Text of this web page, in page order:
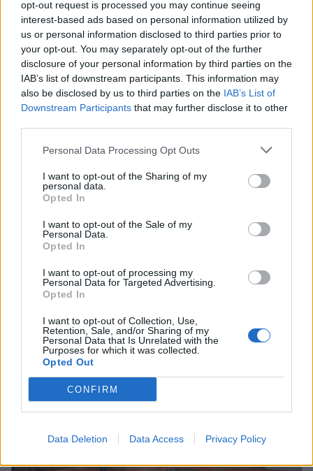
opt-out request is processed you may continue seeing
interest-based ads based on personal information utilized by
us or personal information disclosed to third parties prior to
your opt-out. You may separately opt-out of the further
disclosure of your personal information by third parties on the
IAB’s list of downstream participants. This information may
also be disclosed by us to third parties on the IAB’s List of
Downstream Participants that may further disclose it to other
Personal Data Processing Opt Outs
I want to opt-out of the Sharing of my
personal data.
Opted In
I want to opt-out of the Sale of my
Personal Data.
Opted In
I want to opt-out of processing my
Personal Data for Targeted Advertising.
Opted In
I want to opt-out of Collection, Use,
Retention, Sale, and/or Sharing of my
Personal Data that Is Unrelated with the
Purposes for which it was collected.
Opted Out
CONFIRM
Data Deletion Data Access Privacy Policy
Γιάννης Στάνκογλου: Η σπάνια φωτογραφία από
τα νεανικά του χρόνια με μακριά μαλλιά
Σαμαρά – Η οικογένεια τίμησε τη μνήμη της στο Α’
Νεκροταφείο Αθηνών